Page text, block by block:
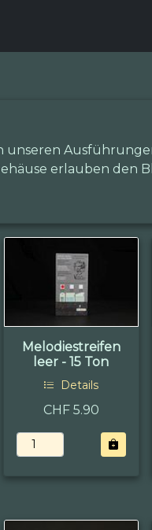
unseren
erlauben den
Melodiestreifen
leer - 15 Ton
Details
CHF 5.90